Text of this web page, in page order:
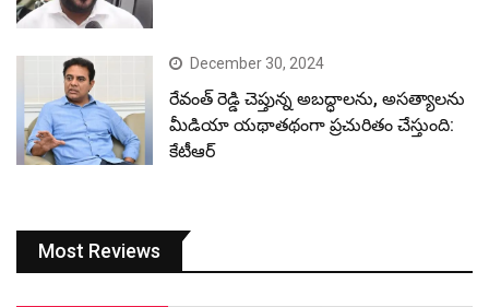
December 30, 2024
రేవంత్ రెడ్డి చెప్తున్న అబద్ధాలను, అసత్యాలను
మీడియా యథాతథంగా ప్రచురితం చేస్తుంది:
కేటీఆర్
Most Reviews